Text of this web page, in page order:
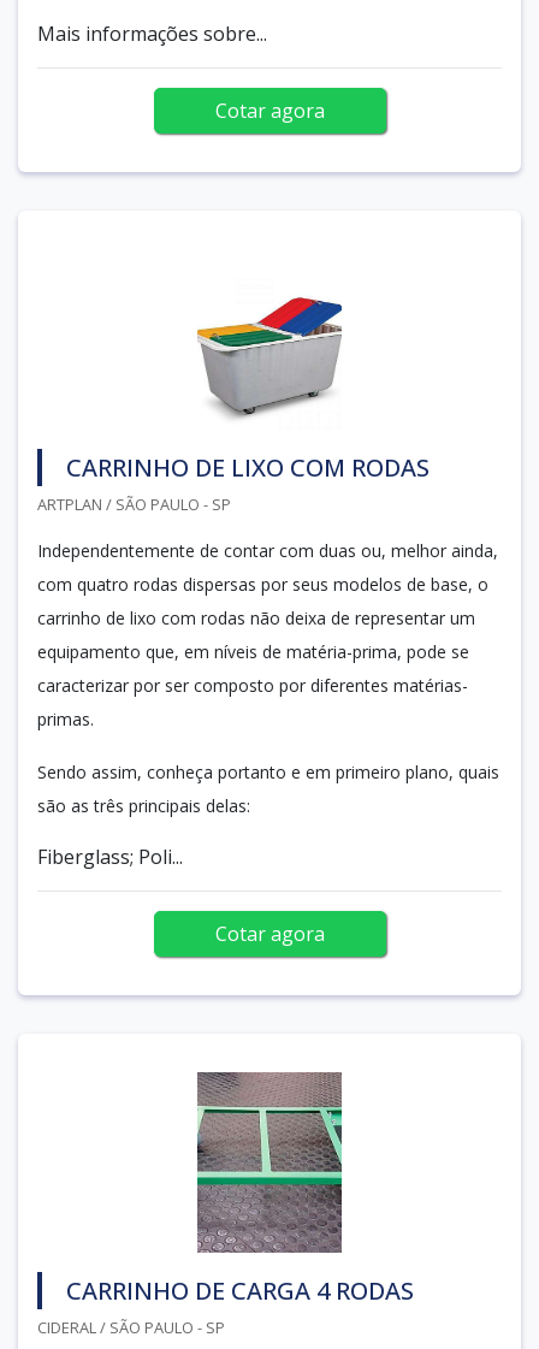
Mais informações sobre...
Cotar agora
CARRINHO DE LIXO COM RODAS
ARTPLAN / SÃO PAULO - SP
Independentemente de contar com duas ou, melhor ainda,
com quatro rodas dispersas por seus modelos de base, o
carrinho de lixo com rodas não deixa de representar um
equipamento que, em níveis de matéria-prima, pode se
caracterizar por ser composto por diferentes matérias-
primas.
Sendo assim, conheça portanto e em primeiro plano, quais
são as três principais delas:
Fiberglass; Poli...
Cotar agora
CARRINHO DE CARGA 4 RODAS
CIDERAL / SÃO PAULO - SP